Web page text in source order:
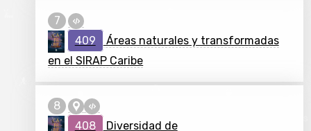
409
Áreas naturales y transformadas
en el SIRAP Caribe
408
Diversidad de